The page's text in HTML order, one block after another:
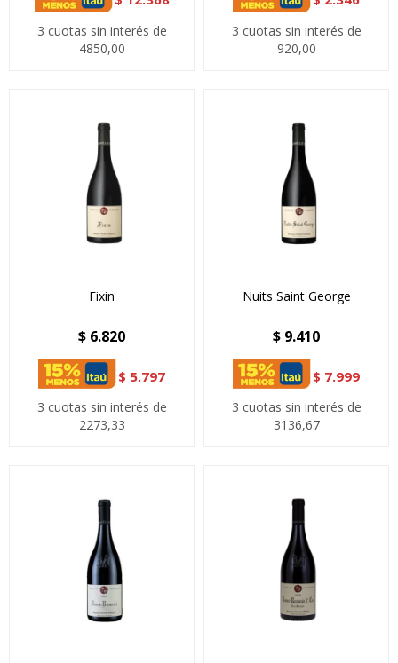
3 cuotas sin interés de
4850,00
3 cuotas sin interés de
920,00
Fixin
$ 6.820
$ 5.797
3 cuotas sin interés de
2273,33
Nuits Saint George
$ 9.410
$ 7.999
3 cuotas sin interés de
3136,67